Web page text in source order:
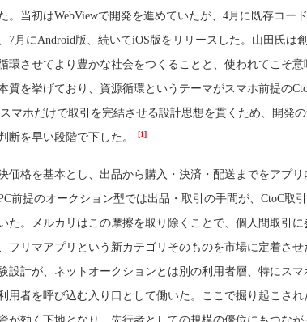
。当初はWebViewで開発を進めていたが、4月に既存コー
7月にAndroid版、続いてiOS版をリリースした。山田氏は
環させてより豊かな社会をつくることと、使われてこそ意
質を挙げており、資源循環というテーマがスマホ前提の
マホだけで取引を完結させる設計思想を貫くため、開発
断を早い段階で下した。
[1]
価格を基本とし、出品から購入・決済・配送までをアプリ
前提のオークション型では出品・取引の手間が、CtoC取
た。メルカリはこの摩擦を取り除くことで、個人間取引に
フリマアプリという新カテゴリそのものを市場に定着させ
設計が、ネットオークションとは別の利用者層、特にスマ
用者を呼び込む入り口として働いた。ここで掘り起こされ